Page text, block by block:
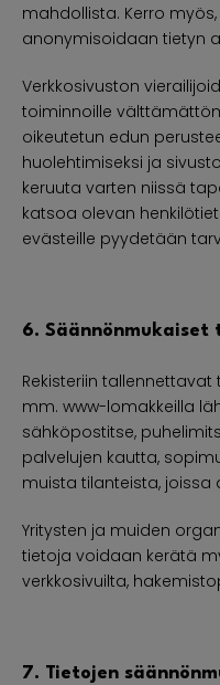
mahdollista. Kerro
anonymisoidaan tietyn
Verkkosivuston
toiminnoille
oikeutetun edun
huolehtimiseksi ja
keruuta varten niissä
katsoa olevan
evästeille pyydetään
6.
Rekisteriin
mm. www-lomakkeilla
sähköpostitse,
palvelujen kautta,
muista tilanteista,
Yritysten ja muiden
tietoja voidaan kerätä
verkkosivuilta,
7. Tietojen